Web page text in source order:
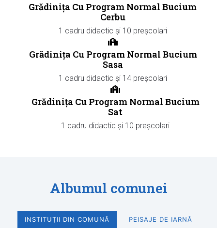
Grădinița Cu Program Normal Bucium
Cerbu
1 cadru didactic și 10 preșcolari
Grădinița Cu Program Normal Bucium
Sasa
1 cadru didactic și 14 preșcolari
Grădinița Cu Program Normal Bucium
Sat
1 cadru didactic și 10 preșcolari
Albumul comunei
INSTITUȚII DIN COMUNĂ PEISAJE DE IARNĂ